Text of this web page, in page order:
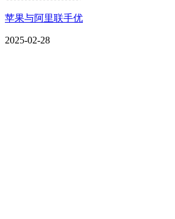
苹果与阿里联手优
2025-02-28